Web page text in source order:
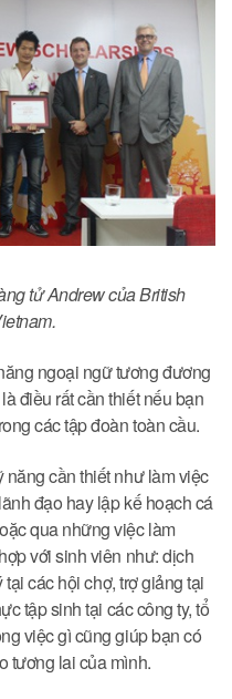
tử Andrew của British
ngoại ngữ tương đương
điều rất cần thiết nếu bạn
các tập đoàn toàn cầu.
cần thiết như làm việc
đạo hay lập kế hoạch cá
qua những việc làm
với sinh viên như: dịch
các hội chợ, trợ giảng tại
tập sinh tại các công ty, tổ
việc gì cũng giúp bạn có
tương lai của mình.